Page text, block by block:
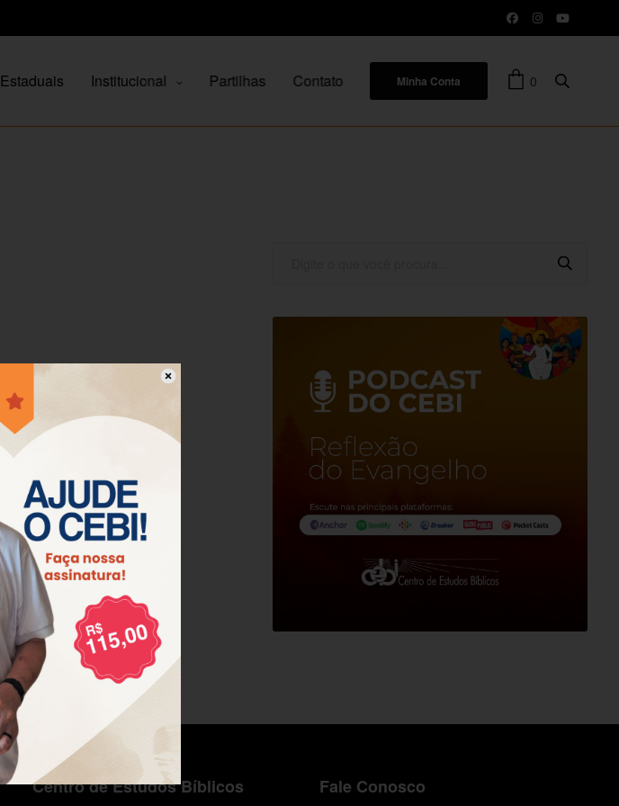
Estaduais Institucional Partilhas Contato Minha Conta 0
Centro de Estudos Bíblicos Fale Conosco